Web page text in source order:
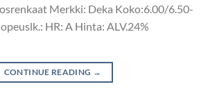
Merkki: Deka Koko:6.00/6.50-
HR: A Hinta: ALV.24%
CONTINUE READING →